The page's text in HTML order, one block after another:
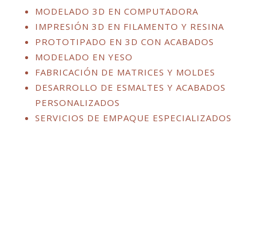
MODELADO 3D EN COMPUTADORA
IMPRESIÓN 3D EN FILAMENTO Y RESINA
PROTOTIPADO EN 3D CON ACABADOS
MODELADO EN YESO
FABRICACIÓN DE MATRICES Y MOLDES
DESARROLLO DE ESMALTES Y ACABADOS
PERSONALIZADOS
SERVICIOS DE EMPAQUE ESPECIALIZADOS